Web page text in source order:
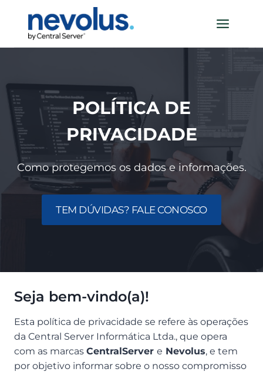
Conteúdo
POLÍTICA DE
PRIVACIDADE
Como protegemos os dados e informações.
TEM DÚVIDAS? FALE CONOSCO
Seja bem-vindo(a)!
Esta política de privacidade se refere às operações
da Central Server Informática Ltda., que opera
com as marcas CentralServer e Nevolus, e tem
por objetivo informar sobre o nosso compromisso